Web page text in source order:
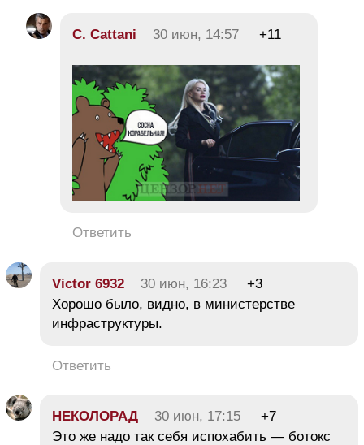
C. Cattani 30 июн, 14:57 +11
Ответить
Victor 6932 30 июн, 16:23
+3
Хорошо было, видно, в министерстве
инфраструктуры.
Ответить
НЕКОЛОРАД 30 июн, 17:15
+7
Это же надо так себя испохабить — ботокс